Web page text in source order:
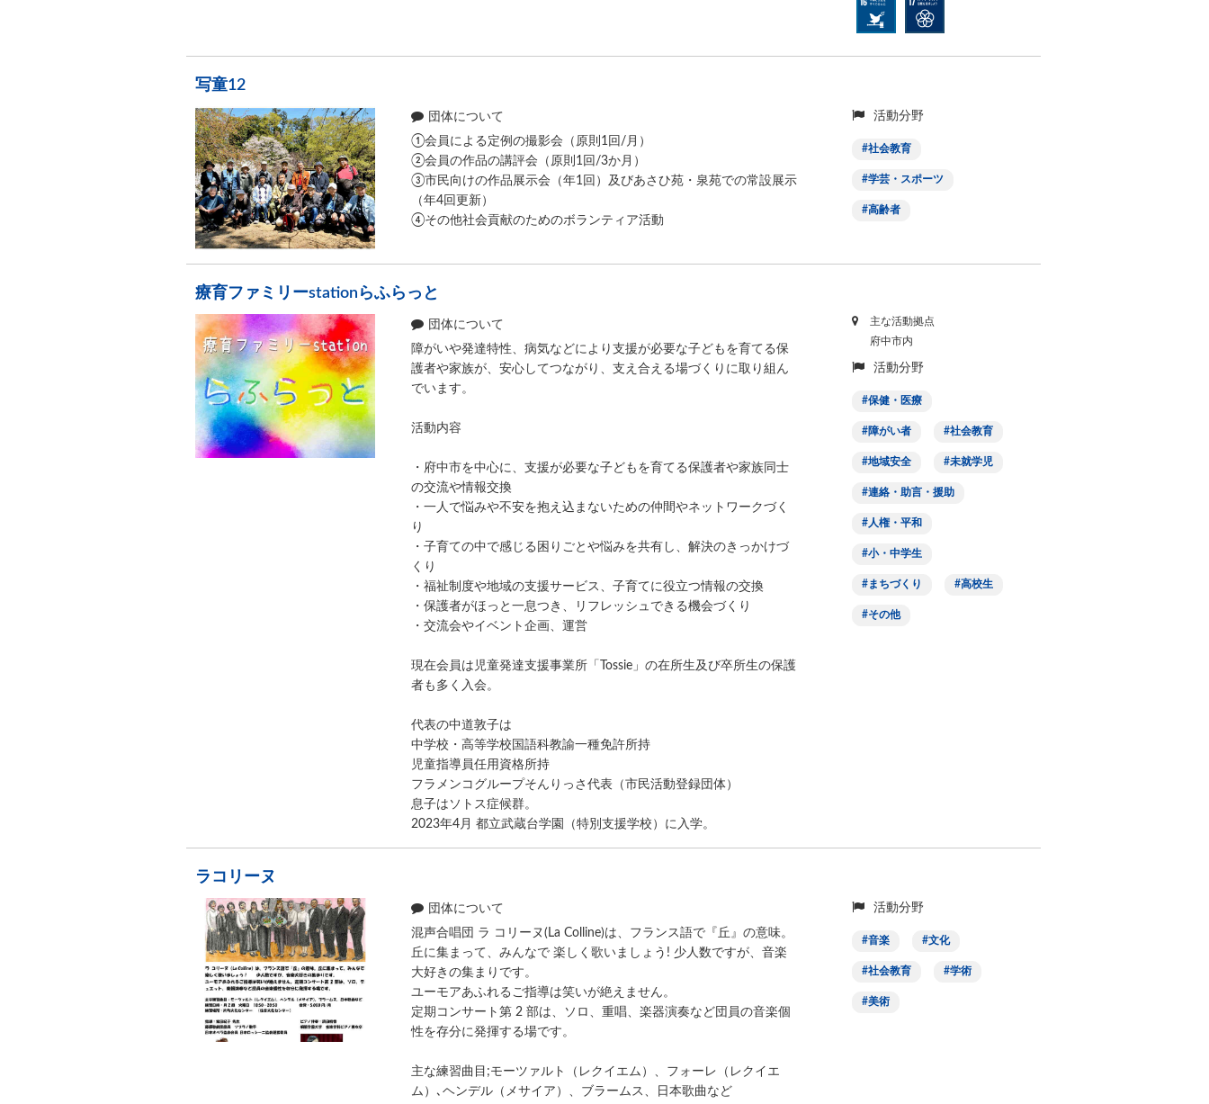
写童12
団体について
①会員による定例の撮影会（原則1回/月）
②会員の作品の講評会（原則1回/3か月）
③市民向けの作品展示会（年1回）及びあさひ苑・泉苑での常設展示
（年4回更新）
④その他社会貢献のためのボランティア活動
活動分野
社会教育
学芸・スポーツ
高齢者
療育ファミリーstationらふらっと
団体について
障がいや発達特性、病気などにより支援が必要な子どもを育てる保
護者や家族が、安心してつながり、支え合える場づくりに取り組ん
でいます。
活動内容
・府中市を中心に、支援が必要な子どもを育てる保護者や家族同士
の交流や情報交換
・一人で悩みや不安を抱え込まないための仲間やネットワークづく
り
・子育ての中で感じる困りごとや悩みを共有し、解決のきっかけづ
くり
・福祉制度や地域の支援サービス、子育てに役立つ情報の交換
・保護者がほっと一息つき、リフレッシュできる機会づくり
・交流会やイベント企画、運営
現在会員は児童発達支援事業所「Tossie」の在所生及び卒所生の保護
者も多く入会。
代表の中道敦子は
中学校・高等学校国語科教諭一種免許所持
児童指導員任用資格所持
フラメンコグループそんりっさ代表（市民活動登録団体）
息子はソトス症候群。
2023年4月 都立武蔵台学園（特別支援学校）に入学。
主な活動拠点
府中市内
活動分野
保健・医療
障がい者 社会教育
地域安全 未就学児
連絡・助言・援助
人権・平和
小・中学生
まちづくり 高校生
その他
ラコリーヌ
団体について
混声合唱団 ラ コリーヌ(La Colline)は、フランス語で『丘』の意味。
丘に集まって、みんなで 楽しく歌いましょう! 少人数ですが、音楽
大好きの集まりです。
ユーモアあふれるご指導は笑いが絶えません。
定期コンサート第 2 部は、ソロ、重唱、楽器演奏など団員の音楽個
性を存分に発揮する場です。
主な練習曲目;モーツァルト（レクイエム）、フォーレ（レクイエ
ム）､ヘンデル（メサイア）、ブラームス、日本歌曲など
活動分野
音楽 文化
社会教育 学術
美術